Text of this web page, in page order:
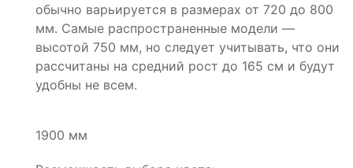
обычно варьируется в размерах от 720 до 800
мм. Самые распространенные модели —
высотой 750 мм, но следует учитывать, что они
рассчитаны на средний рост до 165 см и будут
удобны не всем.
1900 мм